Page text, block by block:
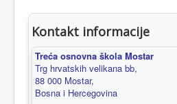
Kontakt informacije
Treća osnovna škola Mostar
Trg hrvatskih velikana bb,
88 000 Mostar,
Bosna i Hercegovina